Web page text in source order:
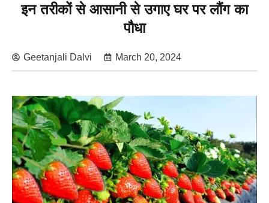
इन तरीकों से आसानी से उगाए घर पर लौंग का
पौधा
Geetanjali Dalvi March 20, 2024